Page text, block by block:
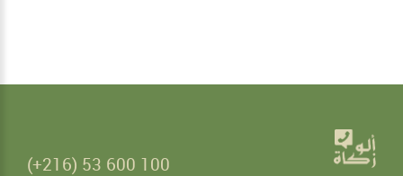
(+216) 53 600 100